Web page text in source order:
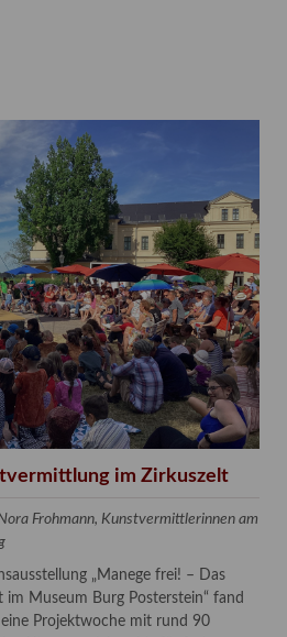
im Zirkuszelt
Frohmann, Kunstvermittlerinnen am
„Manege frei! – Das
im Museum Burg Posterstein“ fand
Projektwoche mit rund 90